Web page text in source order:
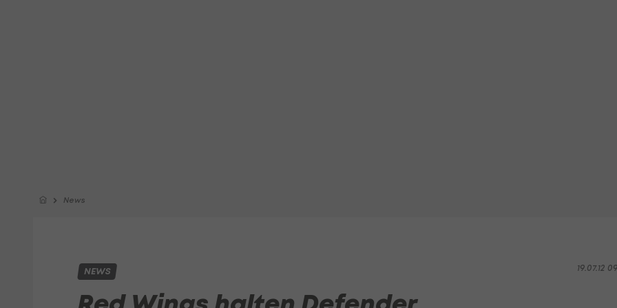
News
19.07.12
NEWS